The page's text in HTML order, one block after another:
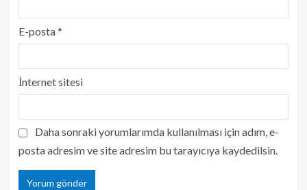
E-posta*
İnternet sitesi
Daha sonraki yorumlarımda kullanılması için adım, e-
posta adresim ve site adresim bu tarayıcıya kaydedilsin.